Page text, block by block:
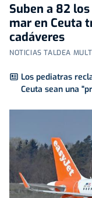
Suben a 82
mar en Ceuta
cadáveres
NOTICIAS TALDEA
Los pediatras
Ceuta sean una